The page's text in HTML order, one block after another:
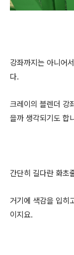
강좌까지는 아니어
다.
크레이의 블렌더 강
을까 생각되기도 합
간단히 길다란 화초
거기에 색감을 입히
이지요.